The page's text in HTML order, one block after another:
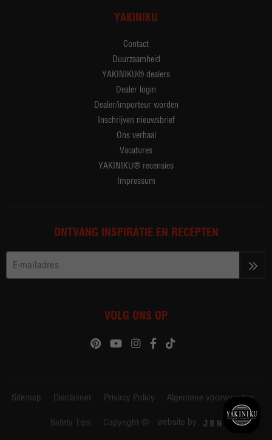
YAKINIKU
Contact
Duurzaamheid
YAKINIKU® dealers
Dealer login
Dealer/importeur worden
Inschrijven nieuwsbrief
Ons verhaal
Vacatures
YAKINIKU® recensies
Impressum
ONTVANG INSPIRATIE EN RECEPTEN
VOLG ONS OP
Sitemap Disclaimer Privacy Policy Algemene voorwaarden
Safety Tips Copyright © website by